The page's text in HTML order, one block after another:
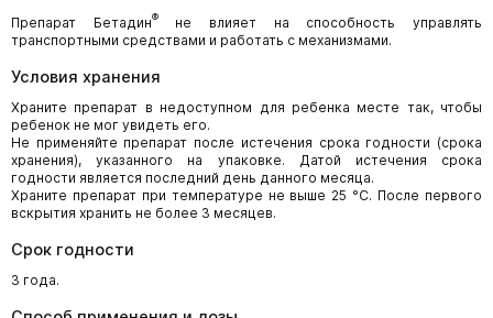
Препарат Бетадин®не влияет на способность управлять
транспортными средствами и работать с механизмами.
Условия хранения
Храните препарат в недоступном для ребенка месте так, чтобы
ребенок не мог увидеть его.
Не применяйте препарат после истечения срока годности (срока
хранения), указанного на упаковке. Датой истечения срока
годности является последний день данного месяца.
Храните препарат при температуре не выше 25 °С. После первого
вскрытия хранить не более 3 месяцев.
Срок годности
3 года.